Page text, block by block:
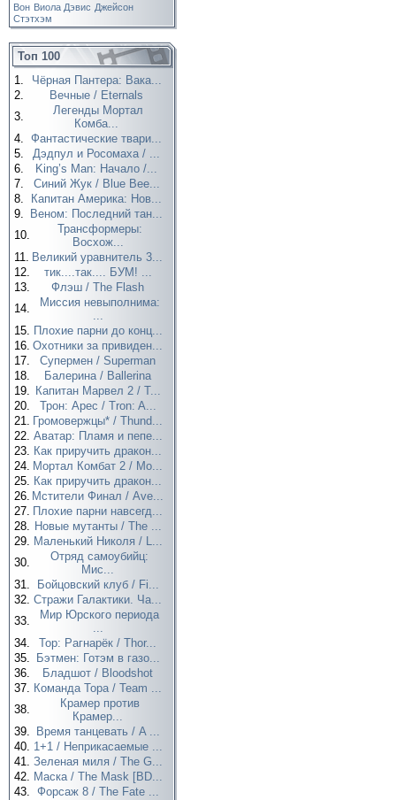
Вон Виола Дэвис Джейсон
Стэтхэм
Топ 100
1.
Чёрная Пантера: Вака...
2.
Вечные / Eternals
3.
Легенды Мортал
Комба...
4. Фантастические твари...
5.
Дэдпул и Росомаха / ...
6.
King’s Man: Начало /...
7.
Синий Жук / Blue Bee...
8.
Капитан Америка: Нов...
9.
Веном: Последний тан...
10.
Трансформеры:
Восхож...
11. Великий уравнитель 3...
12.
тик....так.... БУМ! ...
13.
Флэш / The Flash
14.
Миссия невыполнима:
...
15. Плохие парни до конц...
16. Охотники за привиден...
17.
Супермен / Superman
18.
Балерина / Ballerina
19. Капитан Марвел 2 / T...
20.
Трон: Арес / Tron: A...
21. Громовержцы* / Thund...
22. Аватар: Пламя и пепе...
23. Как приручить дракон...
24. Мортал Комбат 2 / Mo...
25. Как приручить дракон...
26. Мстители Финал / Ave...
27. Плохие парни навсегд...
28. Новые мутанты / The ...
29. Маленький Николя / L...
30.
Отряд самоубийц:
Мис...
31.
Бойцовский клуб / Fi...
32. Стражи Галактики. Ча...
33.
Мир Юрского периода
...
34.
Тор: Рагнарёк / Thor...
35.
Бэтмен: Готэм в газо...
36.
Бладшот / Bloodshot
37. Команда Тора / Team ...
38.
Крамер против
Крамер...
39.
Время танцевать / A ...
40. 1+1 / Неприкасаемые ...
41. Зеленая миля / The G...
42. Маска / The Mask [BD...
43. Форсаж 8 / The Fate ...